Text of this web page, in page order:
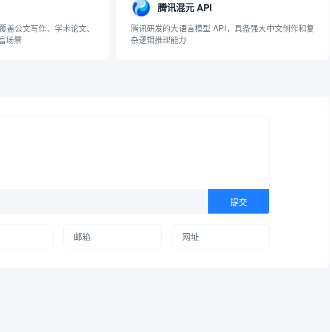
公文写作、学术论文、
场景
腾讯混元 API
腾讯研发的大语言模型 API，具备强大中文创作和复
杂逻辑推理能力